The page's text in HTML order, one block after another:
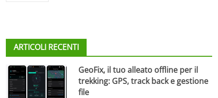
ARTICOLI RECENTI
GeoFix, il tuo alleato offline per il
trekking: GPS, track back e gestione
file